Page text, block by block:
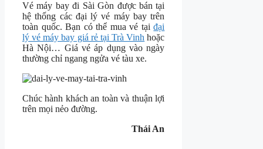
Vé máy bay đi Sài Gòn được bán tại
hệ thống các đại lý vé máy bay trên
toàn quốc. Bạn có thể mua vé tạiđại
lý vé máy bay giá rẻ tại Trà Vinh hoặc
Hà Nội… Giá vé áp dụng vào ngày
thường chỉ ngang ngửa vé tàu xe.
Chúc hành khách an toàn và thuận lợi
trên mọi nẻo đường.
Thái An